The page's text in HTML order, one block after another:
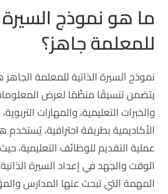
ما هو نموذج السيرة
للمعلمة جاهز؟
نموذج السيرة الذاتية للمعلمة
يتضمن تنسيقًا منظّمًا لعرض
والخبرات التعليمية، والمهارات
الأكاديمية بطريقة احترافية،
عملية التقديم للوظائف التعليمية،
الوقت والجهد في إعداد السيرة
المهمة التي تبحث عنها المدارس